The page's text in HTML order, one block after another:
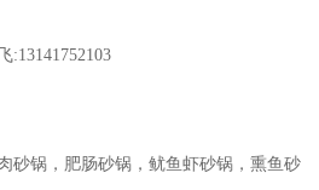
:13141752103
砂锅，肥肠砂锅，鱿鱼虾砂锅，熏鱼砂